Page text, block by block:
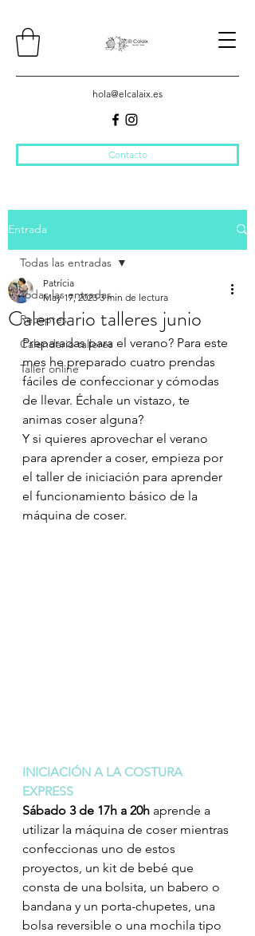
hola@elcalaix.es
Contacto
Entrada
Todas las entradas
Receptes
Calendario talleres
Taller online
Todas las entradas
Calendario talleres junio
Patrícia
May 17, 2023 3 min de lectura
Preparadas para el verano? Para este
mes he preparado cuatro prendas
fáciles de confeccionar y cómodas
de llevar. Échale un vistazo, te
animas coser alguna?
Y si quieres aprovechar el verano
para aprender a coser, empieza por
el taller de iniciación para aprender
el funcionamiento básico de la
máquina de coser.
INICIACIÓN A LA COSTURA
EXPRESS
Sábado 3 de 17h a 20h aprende a
utilizar la máquina de coser mientras
confeccionas uno de estos
proyectos, un kit de bebé que
consta de una bolsita, un babero o
bandana y un porta-chupetes, una
bolsa reversible o una mochila tipo